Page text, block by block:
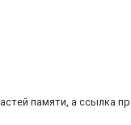
памяти, а cсылка